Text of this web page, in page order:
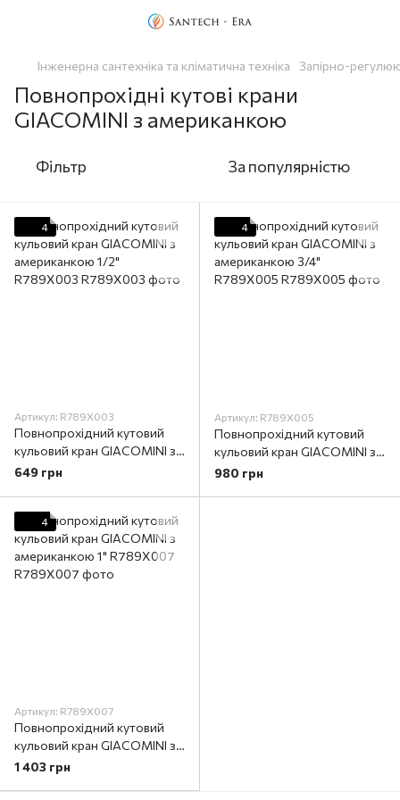
Інженерна сантехніка та кліматична техніка Запірно-
Повнопрохідні кутові крани
GIACOMINI з американкою
Фільтр За популярністю
4
Артикул: R789X003
Повнопрохідний кутовий
кульовий кран GIACOMINI з
американкою 1/2"
649 грн
4
Артикул: R789X005
Повнопрохідний кутовий
кульовий кран GIACOMINI з
американкою 3/4"
980 грн
4
Артикул: R789X007
Повнопрохідний кутовий
кульовий кран GIACOMINI з
американкою 1" R789X007
1 403 грн